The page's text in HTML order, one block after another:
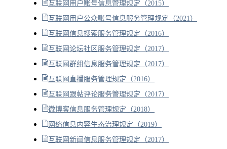
互联网用户账号信息管理规定（2015）
互联网用户公众账号信息服务管理规定（2021）
互联网信息搜索服务管理规定（2016）
互联网论坛社区服务管理规定（2017）
互联网群组信息服务管理规定（2017）
互联网直播服务管理规定（2016）
互联网跟帖评论服务管理规定（2017）
微博客信息服务管理规定（2018）
网络信息内容生态治理规定（2019）
互联网新闻信息服务管理规定（2017）